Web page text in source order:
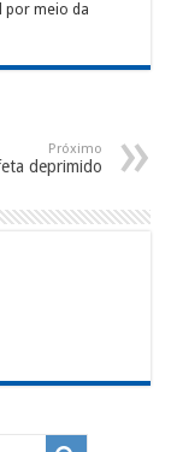
por meio da
Próximo
deprimido